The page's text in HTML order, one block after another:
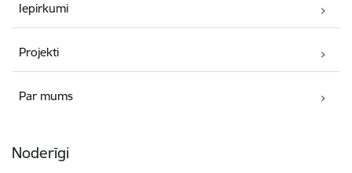
Iepirkumi
Projekti
Par mums
Noderīgi